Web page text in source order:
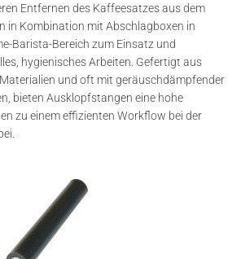
Entfernen des Kaffeesatzes aus dem
in Kombination mit Abschlagboxen in
Barista-Bereich zum Einsatz und
hygienisches Arbeiten. Gefertigt aus
und oft mit geräuschdämpfender
bieten Ausklopfstangen eine hohe
zu einem effizienten Workflow bei der